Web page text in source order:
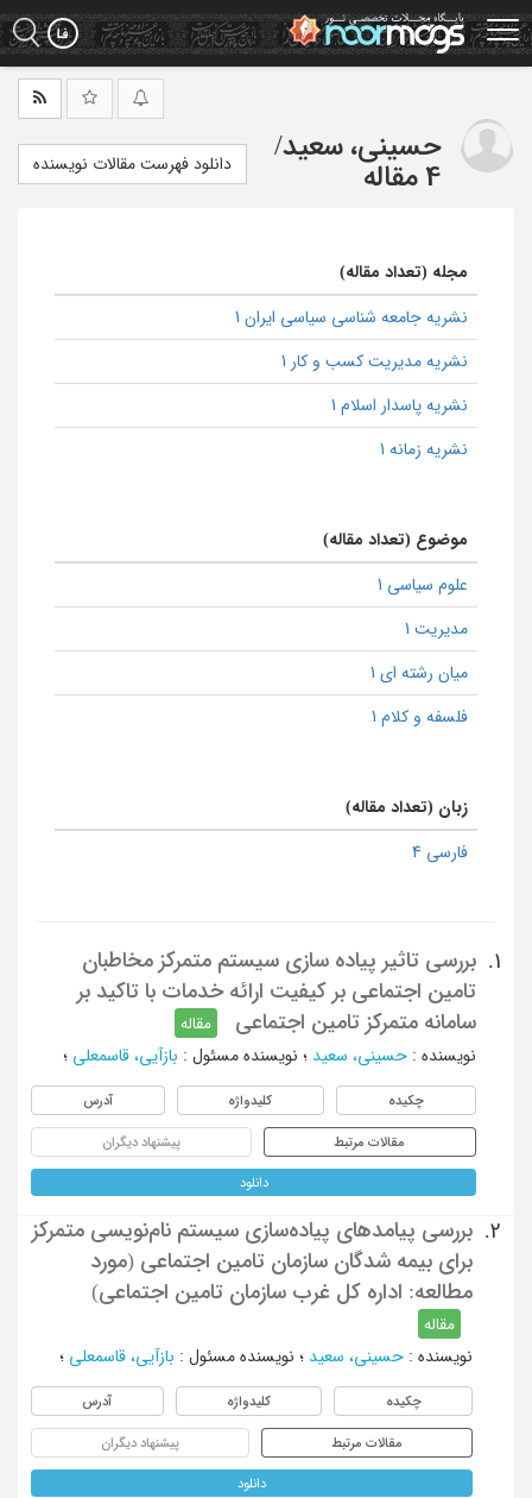
Skip
to
main
حسینی، سعید/
4 مقاله
دانلود فهرست مقالات نویسنده
مجله (تعداد مقاله)
نشریه جامعه شناسی سیاسی ایران 1
نشریه مدیریت کسب و کار 1
نشریه پاسدار اسلام 1
نشریه زمانه 1
موضوع (تعداد مقاله)
علوم سیاسی 1
مدیریت 1
میان رشته ای 1
فلسفه و کلام 1
زبان (تعداد مقاله)
فارسی 4
1.
بررسی تاثیر پیاده سازی سیستم متمرکز مخاطبان
تامین اجتماعی بر کیفیت ارائه خدمات با تاکید بر
سامانه متمرکز تامین اجتماعی
مقاله
نویسنده : حسینی، سعید ؛ نویسنده مسئول : بازآیی، قاسمعلی ؛
چکیده کلیدواژه آدرس
مقالات مرتبط پیشنهاد دیگران
دانلود
2.
بررسی پیامدهای پیاده‌سازی سیستم نام‌نویسی متمرکز
برای بیمه شدگان سازمان تامین اجتماعی (مورد
مطالعه: اداره کل غرب سازمان تامین اجتماعی)
مقاله
نویسنده : حسینی، سعید ؛ نویسنده مسئول : بازآیی، قاسمعلی ؛
چکیده کلیدواژه آدرس
مقالات مرتبط پیشنهاد دیگران
دانلود